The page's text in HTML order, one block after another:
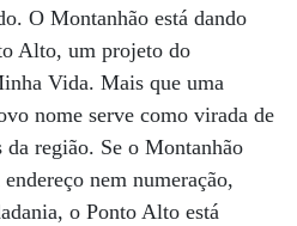
O Montanhão está dando
Alto, um projeto do
Vida. Mais que uma
nome serve como virada de
da região. Se o Montanhão
nem numeração,
o Ponto Alto está